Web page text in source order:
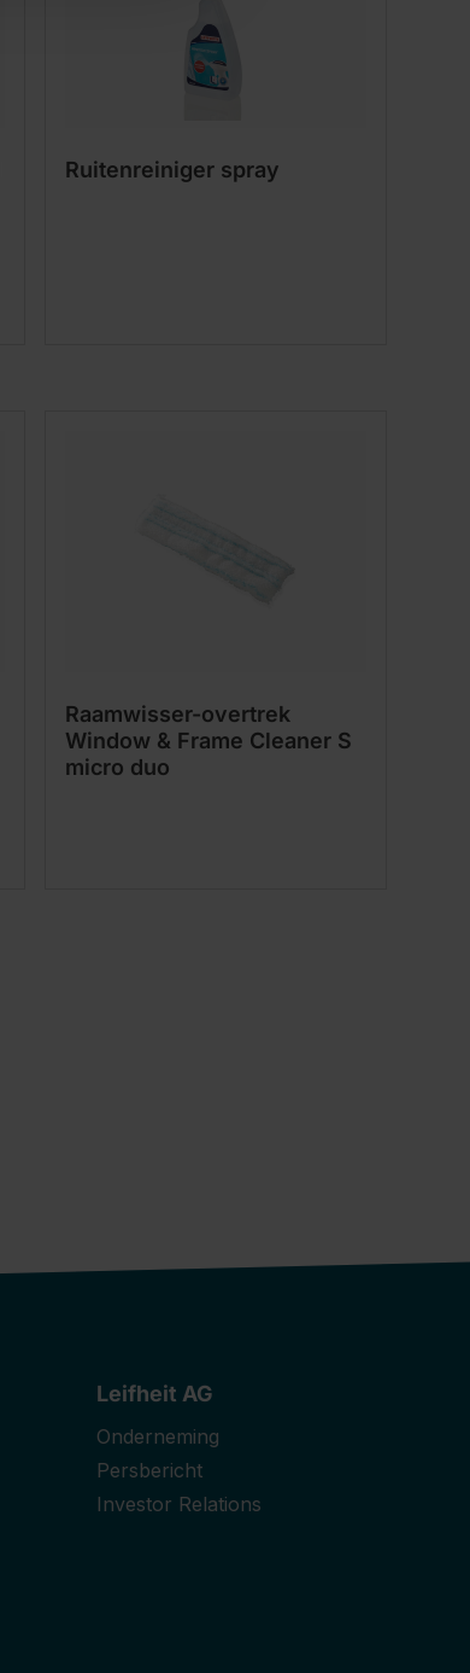
Ruitenreiniger spray
Raamwisser-overtrek
Window & Frame Cleaner S
micro duo
Leifheit AG
Onderneming
Persbericht
Investor Relations